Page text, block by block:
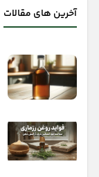
آخرین های مقالات